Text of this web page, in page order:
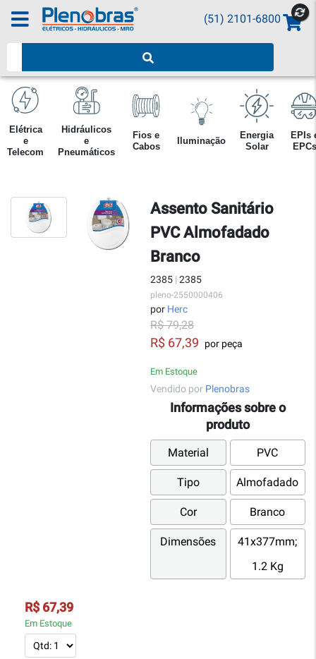
(51) 2101-6800
Elétrica
e
Telecom
Hidráulicos
e
Pneumáticos
Fios e
Cabos
Iluminação
Energia
Solar
EPIs
EPCs
Assento Sanitário
PVC Almofadado
Branco
2385 | 2385
pleno-2550000406
por Herc
R$ 79,28
R$ 67,39 por peça
Em Estoque
Vendido por Plenobras
Informações sobre o
produto
Material PVC
Tipo Almofadado
Cor Branco
Dimensões
41x377mm;
1.2 Kg
R$ 67,39
Em Estoque